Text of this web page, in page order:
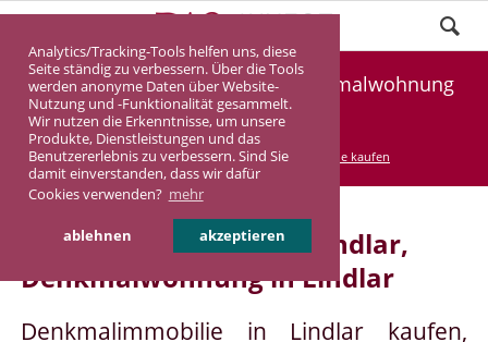
Analytics/Tracking-Tools helfen uns, diese
Seite ständig zu verbessern. Über die Tools
werden anonyme Daten über Website-
Nutzung und -Funktionalität gesammelt.
Wir nutzen die Erkenntnisse, um unsere
Produkte, Dienstleistungen und das
Benutzererlebnis zu verbessern. Sind Sie
damit einverstanden, dass wir dafür
Cookies verwenden? mehr
ablehnen akzeptieren
Denkmalimmobilie Lindlar, Denkmalwohnung
Lindlar
DASINVEST Service Denkmalimmobilie kaufen
Denkmalimmobilie in Lindlar,
Denkmalwohnung in Lindlar
Denkmalimmobilie in Lindlar kaufen,